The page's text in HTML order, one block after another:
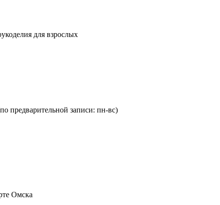
для взрослых
предварительной записи: пн-вс)
Омска